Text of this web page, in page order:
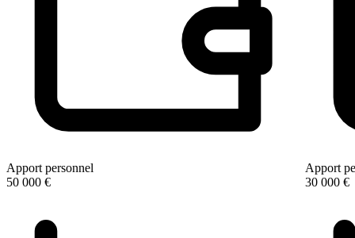
Apport personnel
50 000 €
Apport
30 000 €